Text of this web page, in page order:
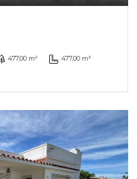
477,00 m² 477,00 m²